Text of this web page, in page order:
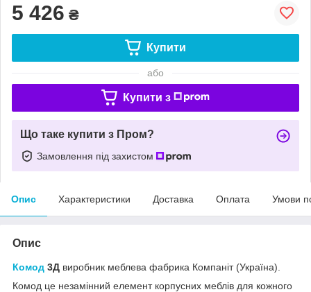
5 426 ₴
Купити
або
Купити з
Що таке купити з Пром?
Замовлення під захистом
Опис Характеристики Доставка Оплата Умови
Опис
Комод 3Д виробник меблева фабрика Компаніт (Україна).
Комод це незамінний елемент корпусних меблів для кожного